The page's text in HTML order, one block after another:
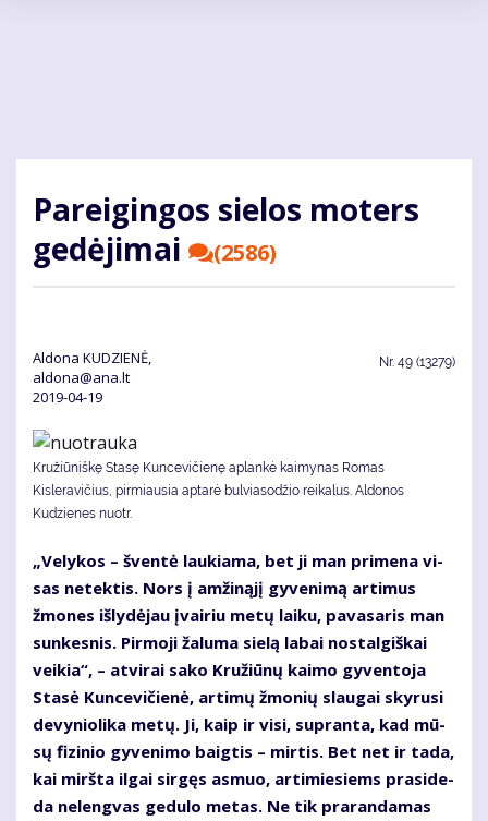
Pa­rei­gin­gos sie­los mo­ters
ge­dė­ji­mai
(2586)
Aldona KUDZIENĖ,
aldona@ana.lt
2019-04-19
Nr. 49 (13279)
Kružiūniškę Stasę Kuncevičienę aplankė kaimynas Romas
Kisleravičius, pirmiausia aptarė bulviasodžio reikalus. Aldonos
Kudzienes nuotr.
„Ve­ly­kos – šven­tė lau­kia­ma, bet ji man pri­me­na vi­
sas ne­tek­tis. Nors į am­ži­ną­jį gy­ve­ni­mą ar­ti­mus
žmo­nes iš­ly­dė­jau įvai­riu me­tų lai­ku, pa­va­sa­ris man
sun­kes­nis. Pir­mo­ji ža­lu­ma sie­lą la­bai nos­tal­giš­kai
vei­kia“, – at­vi­rai sa­ko Kru­žiū­nų kai­mo gy­ven­to­ja
Sta­sė Kun­ce­vi­čie­nė, ar­ti­mų žmo­nių slau­gai sky­ru­si
de­vy­nio­li­ka me­tų. Ji, kaip ir vi­si, su­pran­ta, kad mū­
sų fi­zi­nio gy­ve­ni­mo baig­tis – mir­tis. Bet net ir ta­da,
kai mirš­ta il­gai sir­gęs as­muo, ar­ti­mie­siems pra­si­de­
da ne­leng­vas ge­du­lo me­tas. Ne tik pra­ran­da­mas